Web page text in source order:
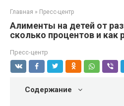
Главная » Пресс-центр
Алименты на детей от
сколько процентов и как
Пресс-центр
Содержание